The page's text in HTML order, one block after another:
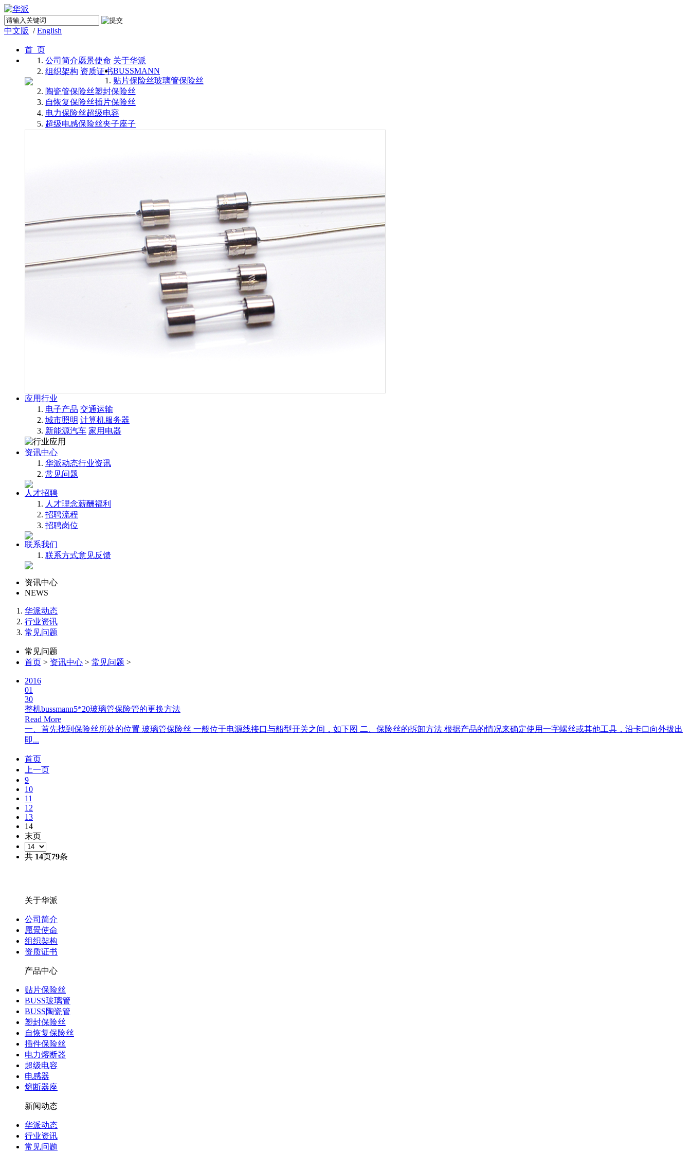
中文版 /English
首 页
关于华派
公司简介愿景使命
组织架构 资质证书BUSSMANN
贴片保险丝玻璃管保险丝
陶瓷管保险丝塑封保险丝
自恢复保险丝插片保险丝
电力保险丝超级电容
超级电感保险丝夹子座子
应用行业
电子产品 交通运输
城市照明 计算机服务器
新能源汽车 家用电器
资讯中心
华派动态行业资讯
常见问题
人才招聘
人才理念薪酬福利
招聘流程
招聘岗位
联系我们
联系方式意见反馈
资讯中心
NEWS
华派动态
行业资讯
常见问题
常见问题
首页 > 资讯中心 > 常见问题 >
2016
01
30
整机bussmann5*20玻璃管保险管的更换方法
Read More
一、首先找到保险丝所处的位置 玻璃管保险丝 一般位于电源线接口与船型开关之间，如下图 二、保险丝的拆卸方法 根据产品的情况来确定使用一字螺丝或其他工具，沿卡口向外拔出
即...
首页
上一页
9
10
11
12
13
14
末页
共 14页79条
关于华派
公司简介
愿景使命
组织架构
资质证书
产品中心
贴片保险丝
BUSS玻璃管
BUSS陶瓷管
塑封保险丝
自恢复保险丝
插件保险丝
电力熔断器
超级电容
电感器
熔断器座
新闻动态
华派动态
行业资讯
常见问题